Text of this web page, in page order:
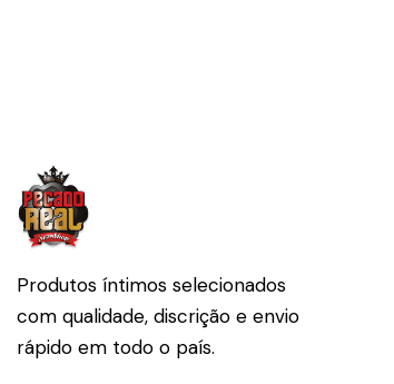
Produtos íntimos selecionados
com qualidade, discrição e envio
rápido em todo o país.